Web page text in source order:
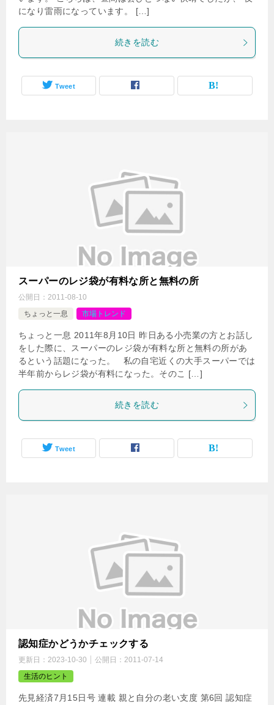
になり雷雨になっています。 […]
続きを読む
Tweet
スーパーのレジ袋が有料な所と無料の所
公開日： 2011-08-10
ちょっと一息
市場トレンド
ちょっと一息 2011年8月10日 昨日ある小売業の方とお話し
をした際に、スーパーのレジ袋が有料な所と無料の所があ
るという話題になった。 私の自宅近くの大手スーパーでは
半年前からレジ袋が有料になった。そのこ […]
続きを読む
Tweet
認知症かどうかチェックする
更新日： 2023-10-30 公開日： 2011-07-14
生活のヒント
先見経済7月15日号 連載 親と自分の老い支度 第6回 認知症